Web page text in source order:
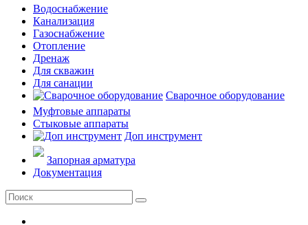
Водоснабжение
Канализация
Газоснабжение
Отопление
Дренаж
Для скважин
Для санации
Сварочное оборудование
Муфтовые аппараты
Стыковые аппараты
Доп инструмент
Запорная арматура
Документация